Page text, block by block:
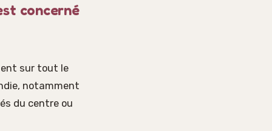
concerné
sur tout le
notamment
du centre ou